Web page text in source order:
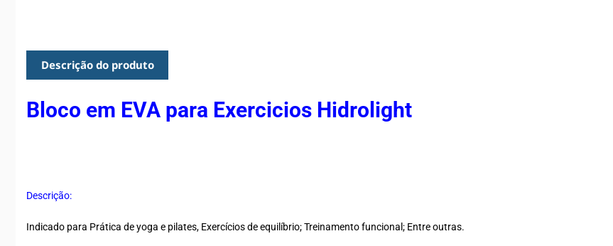
Descrição do produto
Bloco em EVA para Exercicios Hidrolight
Descrição:
Indicado para Prática de yoga e pilates, Exercícios de equilíbrio; Treinamento funcional; Entre outras.